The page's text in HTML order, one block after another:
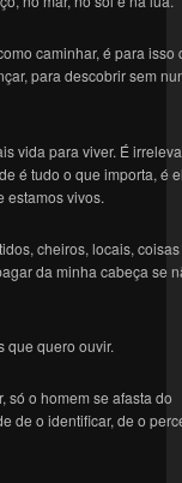
caminhar, é para isso
para descobrir sem
vida para viver. É
é tudo o que importa, é
estamos vivos.
cheiros, locais, coisas
da minha cabeça se
que quero ouvir.
só o homem se afasta do
de o identificar, de o